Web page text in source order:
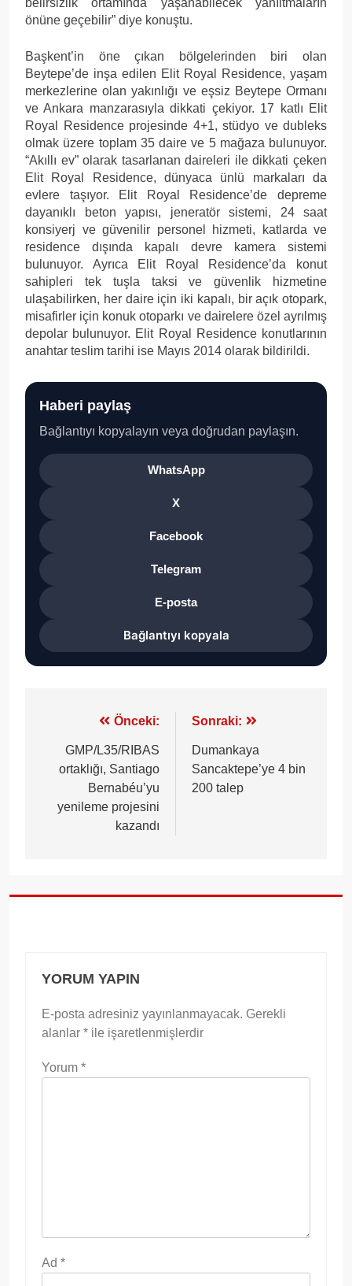
önüne geçebilir” diye konuştu.
Başkent’in öne çıkan bölgelerinden biri olan
Beytepe’de inşa edilen Elit Royal Residence, yaşam
merkezlerine olan yakınlığı ve eşsiz Beytepe Ormanı
ve Ankara manzarasıyla dikkati çekiyor. 17 katlı Elit
Royal Residence projesinde 4+1, stüdyo ve dubleks
olmak üzere toplam 35 daire ve 5 mağaza bulunuyor.
“Akıllı ev” olarak tasarlanan daireleri ile dikkati çeken
Elit Royal Residence, dünyaca ünlü markaları da
evlere taşıyor. Elit Royal Residence’de depreme
dayanıklı beton yapısı, jeneratör sistemi, 24 saat
konsiyerj ve güvenilir personel hizmeti, katlarda ve
residence dışında kapalı devre kamera sistemi
bulunuyor. Ayrıca Elit Royal Residence’da konut
sahipleri tek tuşla taksi ve güvenlik hizmetine
ulaşabilirken, her daire için iki kapalı, bir açık otopark,
misafirler için konuk otoparkı ve dairelere özel ayrılmış
depolar bulunuyor. Elit Royal Residence konutlarının
anahtar teslim tarihi ise Mayıs 2014 olarak bildirildi.
Haberi paylaş
Bağlantıyı kopyalayın veya doğrudan paylaşın.
WhatsApp
X
Facebook
Telegram
E-posta
Bağlantıyı kopyala
gezinmesi
Önceki:
GMP/L35/RIBAS
ortaklığı, Santiago
Bernabéu’yu
yenileme projesini
kazandı
Sonraki:
Dumankaya
Sancaktepe’ye 4 bin
200 talep
YORUM YAPIN
E-posta adresiniz yayınlanmayacak. Gerekli
alanlar * ile işaretlenmişlerdir
Yorum *
Ad *